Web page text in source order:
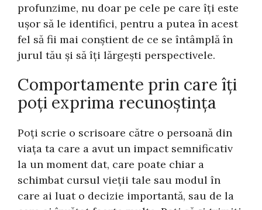
profunzime, nu doar pe cele pe care îți este
ușor să le identifici, pentru a putea în acest
fel să fii mai conștient de ce se întâmplă în
jurul tău și să îți lărgești perspectivele.
Comportamente prin care îți
poți exprima recunoștința
Poți scrie o scrisoare către o persoană din
viața ta care a avut un impact semnificativ
la un moment dat, care poate chiar a
schimbat cursul vieții tale sau modul în
care ai luat o decizie importantă, sau de la